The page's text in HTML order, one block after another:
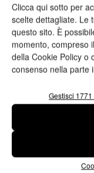
Clicca qui sotto per
scelte dettagliate. Le
questo sito. È
momento, compreso
della Cookie Policy o
consenso nella parte
Gestisci 1771
n.2 - Giugno 2026
Edicola Web
Iscriviti alla